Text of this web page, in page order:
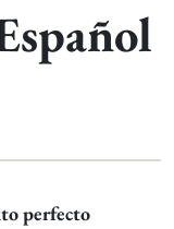
perfecto